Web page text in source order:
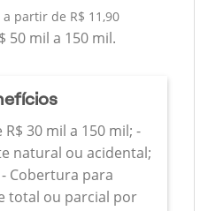
partir de R$ 11,90
50 mil a 150 mil.
30 mil a 150 mil; -
natural ou acidental;
Cobertura para
total ou parcial por